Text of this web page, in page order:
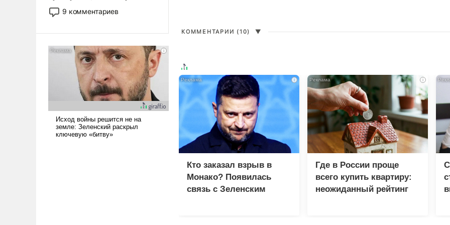
двигаемся по пути
революционных изменений.
псевдонаучной фантастики,
стало всерьез обсуждаемой
9 комментариев
КОММЕНТАРИИ (10) ▼
i
Кто заказал взрыв в
Монако? Появилась
связь с Зеленским
i
Где в России проще
всего купить квартиру:
неожиданный рейтинг